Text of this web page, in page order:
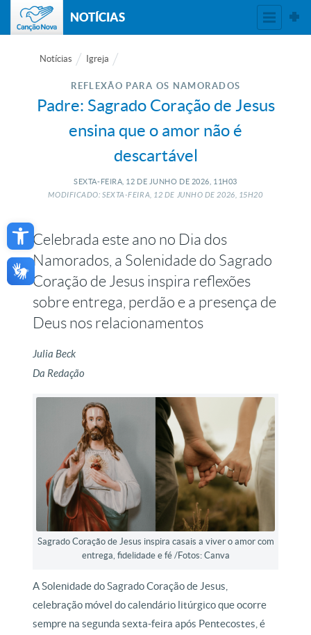
Open toolbar
NOTÍCIAS
Notícias Igreja
REFLEXÃO PARA OS NAMORADOS
Padre: Sagrado Coração de Jesus
ensina que o amor não é
descartável
SEXTA-FEIRA, 12 DE JUNHO DE 2026, 11H03
MODIFICADO: SEXTA-FEIRA, 12 DE JUNHO DE2026, 15H20
Celebrada este ano no Dia dos
Namorados, a Solenidade do Sagrado
Coração de Jesus inspira reflexões
sobre entrega, perdão e a presença de
Deus nos relacionamentos
Julia Beck
Da Redação
Sagrado Coração de Jesus inspira casais a viver o amor com
entrega, fidelidade e fé /Fotos: Canva
A Solenidade do Sagrado Coração de Jesus,
celebração móvel do calendário litúrgico que ocorre
sempre na segunda sexta-feira após Pentecostes, é